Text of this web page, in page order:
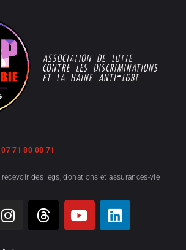
07 71 80 08 71
des legs, donations et assurances-vie